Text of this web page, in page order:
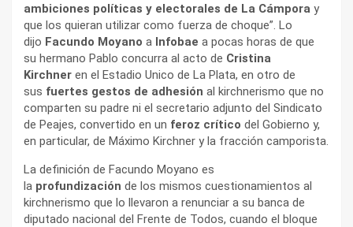
ambiciones políticas y electorales de La Cámpora y
que los quieran utilizar como fuerza de choque”. Lo
dijo Facundo Moyano a Infobae a pocas horas de que
su hermano Pablo concurra al acto de Cristina
Kirchner en el Estadio Unico de La Plata, en otro de
sus fuertes gestos de adhesión al kirchnerismo que no
comparten su padre ni el secretario adjunto del Sindicato
de Peajes, convertido en un feroz crítico del Gobierno y,
en particular, de Máximo Kirchner y la fracción camporista.
La definición de Facundo Moyano es
la profundización de los mismos cuestionamientos al
kirchnerismo que lo llevaron a renunciar a su banca de
diputado nacional del Frente de Todos, cuando el bloque